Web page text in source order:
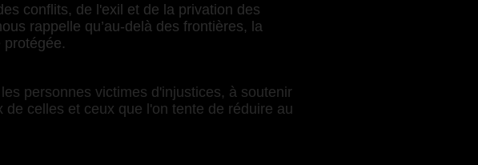
conflits, de l'exil et de la privation des
rappelle qu’au-delà des frontières, la
protégée.
personnes victimes d'injustices, à soutenir
celles et ceux que l'on tente de réduire au